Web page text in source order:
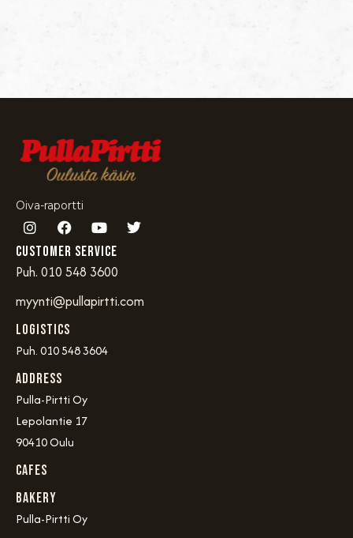
Oiva-raportti
Customer service
Puh. 010 548 3600
myynti@pullapirtti.com
Logistics
Puh. 010 548 3604
Address
Pulla-Pirtti Oy
Lepolantie 17
90410 Oulu
Cafes
Bakery
Pulla-Pirtti Oy